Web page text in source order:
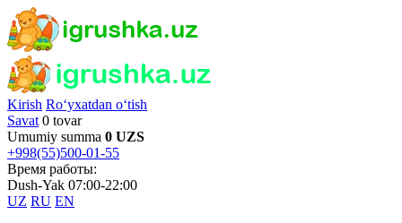
Kirish Ro‘yxatdan o‘tish
Savat 0 tovar
Umumiy summa 0 UZS
+998(55)500-01-55
Время работы:
Dush-Yak 07:00-22:00
UZ RU EN